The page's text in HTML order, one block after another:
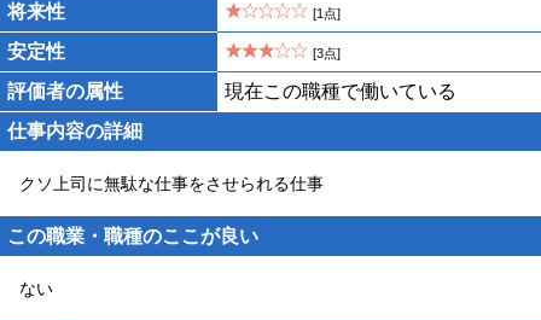
将来性 [1点]
安定性 [3点]
評価者の属性
現在この職種で働いている
仕事内容の詳細
クソ上司に無駄な仕事をさせられる仕事
この職業・職種のここが良い
ない